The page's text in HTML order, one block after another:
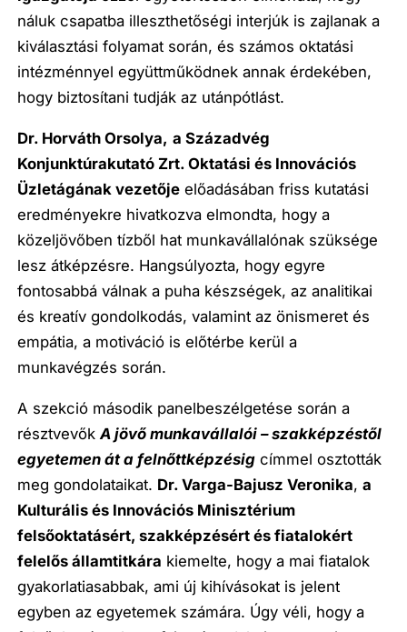
náluk csapatba illeszthetőségi interjúk is zajlanak a
kiválasztási folyamat során, és számos oktatási
intézménnyel együttműködnek annak érdekében,
hogy biztosítani tudják az utánpótlást.
Dr. Horváth Orsolya, a Századvég
Konjunktúrakutató Zrt. Oktatási és Innovációs
Üzletágának vezetője előadásában friss kutatási
eredményekre hivatkozva elmondta, hogy a
közeljövőben tízből hat munkavállalónak szüksége
lesz átképzésre. Hangsúlyozta, hogy egyre
fontosabbá válnak a puha készségek, az analitikai
és kreatív gondolkodás, valamint az önismeret és
empátia, a motiváció is előtérbe kerül a
munkavégzés során.
A szekció második panelbeszélgetése során a
résztvevőkA jövő munkavállalói – szakképzéstől
egyetemen át a felnőttképzésig címmel osztották
meg gondolataikat. Dr. Varga-Bajusz Veronika,a
Kulturális és Innovációs Minisztérium
felsőoktatásért, szakképzésért és fiatalokért
felelős államtitkára kiemelte, hogy a mai fiatalok
gyakorlatiasabbak, ami új kihívásokat is jelent
egyben az egyetemek számára. Úgy véli, hogy a